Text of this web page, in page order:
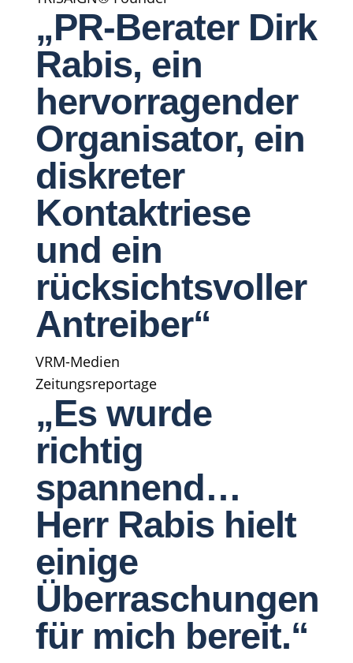
„PR-Berater Dirk
Rabis, ein
hervorragender
Organisator, ein
diskreter
Kontaktriese
und ein
rücksichtsvoller
Antreiber“
VRM-Medien
Zeitungsreportage
„Es wurde
richtig
spannend…
Herr Rabis hielt
einige
Überraschungen
für mich bereit.“